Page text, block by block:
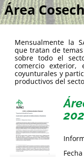
Área
Mensualmente la
que tratan de
sobre todo el
comercio exterior,
coyunturales y
productivos del